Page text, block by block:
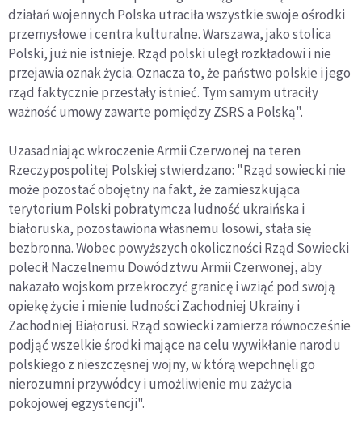
działań wojennych Polska utraciła wszystkie swoje ośrodki
przemysłowe i centra kulturalne. Warszawa, jako stolica
Polski, już nie istnieje. Rząd polski uległ rozkładowi i nie
przejawia oznak życia. Oznacza to, że państwo polskie i jego
rząd faktycznie przestały istnieć. Tym samym utraciły
ważność umowy zawarte pomiędzy ZSRS a Polską".
Uzasadniając wkroczenie Armii Czerwonej na teren
Rzeczypospolitej Polskiej stwierdzano: "Rząd sowiecki nie
może pozostać obojętny na fakt, że zamieszkująca
terytorium Polski pobratymcza ludność ukraińska i
białoruska, pozostawiona własnemu losowi, stała się
bezbronna. Wobec powyższych okoliczności Rząd Sowiecki
polecił Naczelnemu Dowództwu Armii Czerwonej, aby
nakazało wojskom przekroczyć granicę i wziąć pod swoją
opiekę życie i mienie ludności Zachodniej Ukrainy i
Zachodniej Białorusi. Rząd sowiecki zamierza równocześnie
podjąć wszelkie środki mające na celu wywikłanie narodu
polskiego z nieszczęsnej wojny, w którą wepchnęli go
nierozumni przywódcy i umożliwienie mu zażycia
pokojowej egzystencji".